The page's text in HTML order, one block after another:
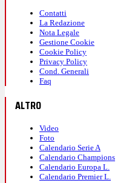
Contatti
La Redazione
Nota Legale
Gestione Cookie
Cookie Policy
Privacy Policy
Cond. Generali
Faq
ALTRO
Video
Foto
Calendario Serie A
Calendario Champions
Calendario Europa L.
Calendario Premier L.